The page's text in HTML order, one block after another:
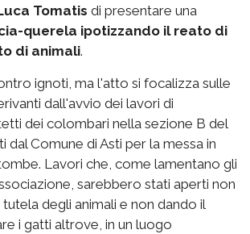
Tomatis di presentare una
querela ipotizzando il reato di
di animali.
ignoti, ma l'atto si focalizza sulle
dall'avvio dei lavori di
dei colombari nella sezione B del
dal Comune di Asti per la messa in
Lavori che, come lamentano gli
sarebbero stati aperti non
degli animali e non dando il
i gatti altrove, in un luogo